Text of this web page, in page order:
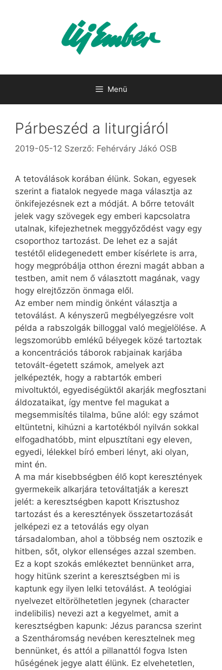
Menü
Párbeszéd a liturgiáról
2019-05-12 Szerző: Fehérváry Jákó OSB
A tetoválások korában élünk. Sokan, egyesek
szerint a fiatalok negyede maga választja az
önkifejezésnek ezt a módját. A bőrre tetovált
jelek vagy szövegek egy emberi kapcsolatra
utalnak, kifejezhetnek meggyőződést vagy egy
csoporthoz tartozást. De lehet ez a saját
testétől elidegenedett ember kísérlete is arra,
hogy megpróbálja otthon érezni magát abban a
testben, amit nem ő választott magának, vagy
hogy elrejtőzzön önmaga elől.
Az ember nem mindig önként választja a
tetoválást. A kényszerű megbélyegzésre volt
példa a rabszolgák billoggal való megjelölése. A
legszomorúbb emlékű bélyegek közé tartoztak
a koncentrációs táborok rabjainak karjába
tetovált-égetett számok, amelyek azt
jelképezték, hogy a rabtartók emberi
mivoltuktól, egyediségüktől akarják megfosztani
áldozataikat, így mentve fel magukat a
megsemmisítés tilalma, bűne alól: egy számot
eltüntetni, kihúzni a kartotékból nyilván sokkal
elfogadhatóbb, mint elpusztítani egy eleven,
egyedi, lélekkel bíró emberi lényt, aki olyan,
mint én.
A ma már kisebbségben élő kopt keresztények
gyermekeik alkarjára tetováltatják a kereszt
jelét: a keresztségben kapott Krisztushoz
tartozást és a keresztények összetartozását
jelképezi ez a tetoválás egy olyan
társadalomban, ahol a többség nem osztozik e
hitben, sőt, olykor ellenséges azzal szemben.
Ez a kopt szokás emlékeztet bennünket arra,
hogy hitünk szerint a keresztségben mi is
kaptunk egy ilyen lelki tetoválást. A teológiai
nyelvezet eltörölhetetlen jegynek (character
indelibilis) nevezi azt a kegyelmet, amit a
keresztségben kapunk: Jézus parancsa szerint
a Szentháromság nevében keresztelnek meg
bennünket, és attól a pillanattól fogva Isten
hűségének jegye alatt élünk. Ez elvehetetlen,